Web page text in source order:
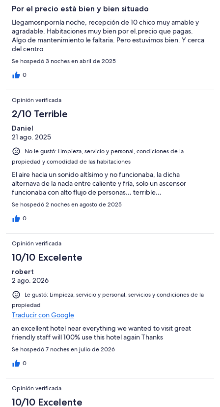
Por el precio està bien y bien situado
Llegamosnpornla noche, recepción de 10 chico muy amable y
agradable. Habitaciones muy bien por el.precio que pagas.
Algo de mantenimiento le faltaria. Pero estuvimos bien. Y cerca
del centro.
Se hospedó 3 noches en abril de 2025
0
Opinión verificada
2/10 Terrible
Daniel
21 ago. 2025
No le gustó: Limpieza, servicio y personal, condiciones de la
propiedad y comodidad de las habitaciones
El aire hacia un sonido altísimo y no funcionaba, la dicha
alternava de la nada entre caliente y fría, solo un ascensor
funcionaba con alto flujo de personas… terrible…
Se hospedó 2 noches en agosto de 2025
0
Opinión verificada
10/10 Excelente
robert
2 ago. 2026
Le gustó: Limpieza, servicio y personal, servicios y condiciones de la
propiedad
Traducir con Google
an excellent hotel near everything we wanted to visit great
friendly staff will 100% use this hotel again Thanks
Se hospedó 7 noches en julio de 2026
0
Opinión verificada
10/10 Excelente